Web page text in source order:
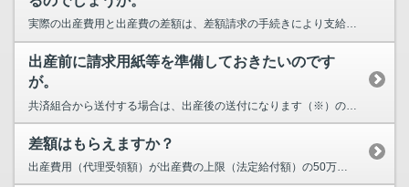
実際の出産費用と出産費の差額は、差額請求の手続きにより支給されます。 提出書類はこちらをご確...
出産前に請求用紙等を準備しておきたいのです
が。
差額はもらえますか？
出産費用（代理受領額）が出産費の上限（法定給付額）の50万円（注）未満の場合、差額請求の対象と...